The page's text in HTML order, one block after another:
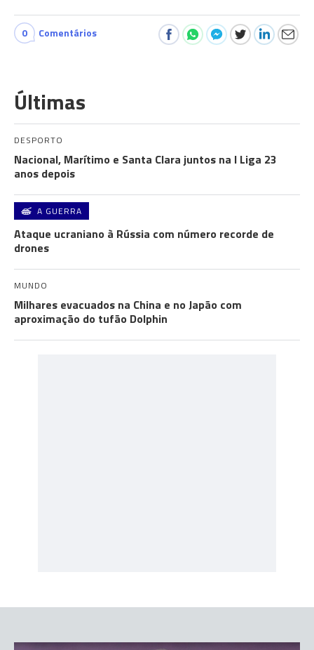
0 Comentários
Últimas
DESPORTO
Nacional, Marítimo e Santa Clara juntos na I Liga 23
anos depois
A GUERRA
Ataque ucraniano à Rússia com número recorde de
drones
MUNDO
Milhares evacuados na China e no Japão com
aproximação do tufão Dolphin